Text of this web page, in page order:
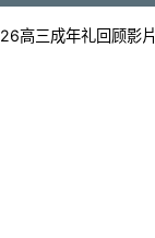
高三成年礼回顾影片